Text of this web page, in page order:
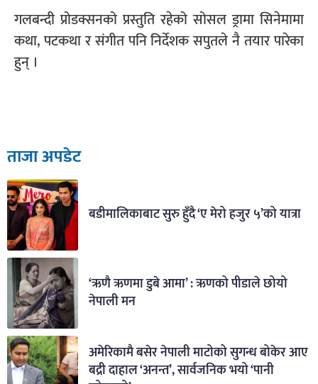
गलबन्दी प्रोडक्सनको प्रस्तुति रहेको सोसल ड्रामा सिनेमामा
कथा, पटकथा र संगीत पनि निर्देशक सपुतले नै तयार पारेका
हुन् ।
ताजा अपडेट
बडीमालिकाबाट सुरु हुँदै ‘ए मेरो हजुर ५’को यात्रा
‘ऋणै ऋणमा डुबे आमा’ : ऋणको पीडाले छोयो
नेपाली मन
अमेरिकामै बसेर नेपाली माटोको सुगन्ध बोकेर आए
बद्री दाहाल ‘अनन्त’, सार्वजनिक भयो ‘पानी